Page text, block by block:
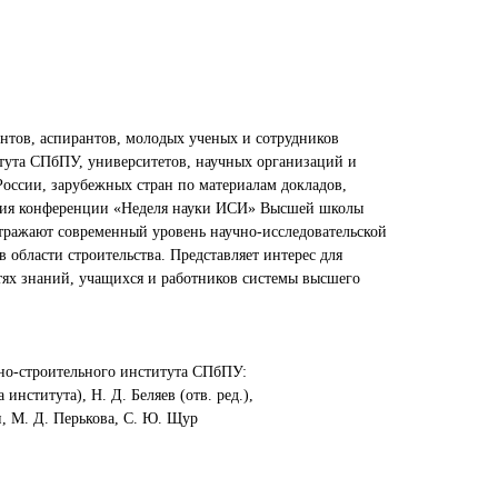
аспирантов, молодых ученых и сотрудников
СПбПУ, университетов, научных организаций и
зарубежных стран по материалам докладов,
конференции «Неделя науки ИСИ» Высшей школы
современный уровень научно-исследовательской
строительства. Представляет интерес для
знаний, учащихся и работников системы высшего
строительного института СПбПУ:
Н. Д. Беляев (отв. ред.),
М. Д. Перькова, С. Ю. Щур